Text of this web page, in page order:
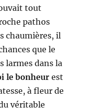
tout
pathos
chaumières, il
que le
larmes dans la
le bonheur est
à fleur de
véritable